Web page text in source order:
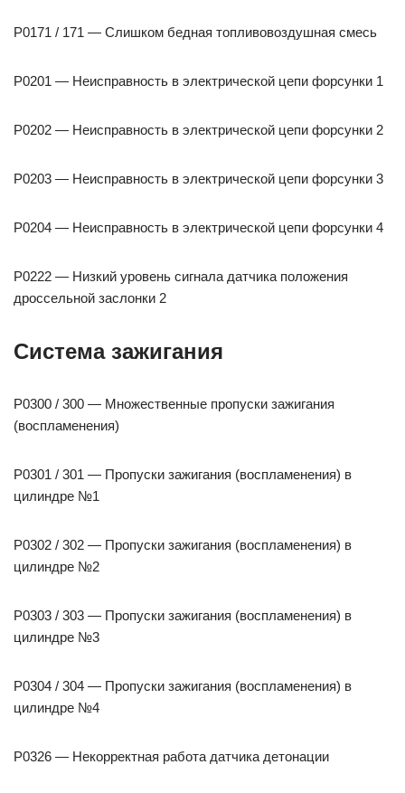
P0171 / 171 — Слишком бедная топливовоздушная смесь
P0201 — Неисправность в электрической цепи форсунки 1
P0202 — Неисправность в электрической цепи форсунки 2
P0203 — Неисправность в электрической цепи форсунки 3
P0204 — Неисправность в электрической цепи форсунки 4
P0222 — Низкий уровень сигнала датчика положения
дроссельной заслонки 2
Система зажигания
P0300 / 300 — Множественные пропуски зажигания
(воспламенения)
P0301 / 301 — Пропуски зажигания (воспламенения) в
цилиндре №1
P0302 / 302 — Пропуски зажигания (воспламенения) в
цилиндре №2
P0303 / 303 — Пропуски зажигания (воспламенения) в
цилиндре №3
P0304 / 304 — Пропуски зажигания (воспламенения) в
цилиндре №4
P0326 — Некорректная работа датчика детонации